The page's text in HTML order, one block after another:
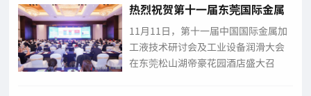
洲保利世贸博览馆举办的2026（第二
十一届）广州国际纺织制衣及印花工
业博览...
热烈祝贺第十一届东莞国际金属
加工液技术研讨会及工业设备润
滑大会圆满成功！
11月11日，第十一届中国国际金属加
工液技术研讨会及工业设备润滑大会
在东莞松山湖帝豪花园酒店盛大召